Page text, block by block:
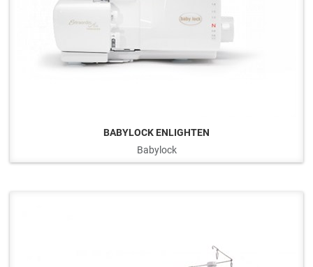
BABYLOCK ENLIGHTEN
Babylock